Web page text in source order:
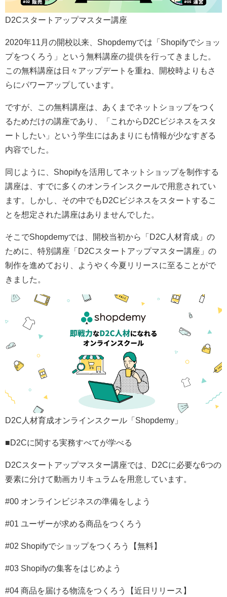
D2Cスタートアップマスター講座
2020年11月の開校以来、Shopdemyでは「Shopifyでショッ
プをつくろう」という無料講座の提供を行ってきました。
この無料講座は日々アップデートを重ね、開校時よりもさ
らにパワーアップしています。
ですが、この無料講座は、あくまでネットショップをつく
るためだけの講座であり、「これからD2Cビジネスをスタ
ートしたい」という学生にはあまりにも情報が少なすぎる
内容でした。
同じように、Shopifyを活用してネットショップを制作する
講座は、すでに多くのオンラインスクールで用意されてい
ます。しかし、その中でもD2Cビジネスをスタートするこ
とを想定された講座はありませんでした。
そこでShopdemyでは、開校当初から「D2C人材育成」の
ために、特別講座「D2Cスタートアップマスター講座」の
制作を進めており、ようやく今夏リリースに至ることがで
きました。
D2C人材育成オンラインスクール「Shopdemy」
■D2Cに関する実務すべてが学べる
D2Cスタートアップマスター講座では、D2Cに必要な6つの
要素に分けて動画カリキュラムを用意しています。
#00 オンラインビジネスの準備をしよう
#01 ユーザーが求める商品をつくろう
#02 Shopifyでショップをつくろう【無料】
#03 Shopifyの集客をはじめよう
#04 商品を届ける物流をつくろう【近日リリース】